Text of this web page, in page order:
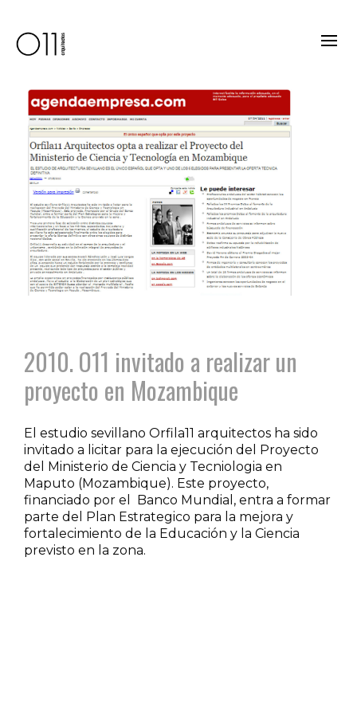
2010. O11 invitado a realizar un
proyecto en Mozambique
El estudio sevillano Orfila11 arquitectos ha sido
invitado a licitar para la ejecución del Proyecto
del Ministerio de Ciencia y Tecniologia en
Maputo (Mozambique). Este proyecto,
financiado por el Banco Mundial, entra a formar
parte del Plan Estrategico para la mejora y
fortalecimiento de la Educación y la Ciencia
previsto en la zona.